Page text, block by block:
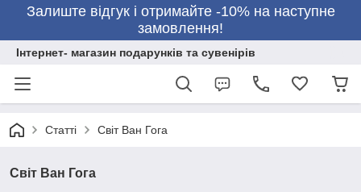
Залиште відгук і отримайте -10% на наступне
замовлення!
Інтернет- магазин подарунків та сувенірів
Статті Світ Ван Гога
Світ Ван Гога